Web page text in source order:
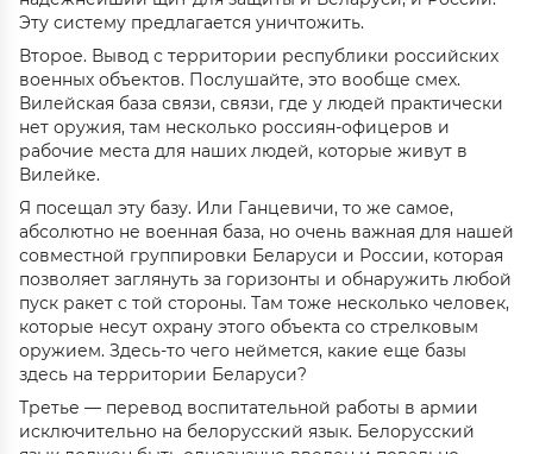
Эту систему предлагается уничтожить.
Второе. Вывод с территории республики российских
военных объектов. Послушайте, это вообще смех.
Вилейская база связи, связи, где у людей практически
нет оружия, там несколько россиян-офицеров и
рабочие места для наших людей, которые живут в
Вилейке.
Я посещал эту базу. Или Ганцевичи, то же самое,
абсолютно не военная база, но очень важная для нашей
совместной группировки Беларуси и России, которая
позволяет заглянуть за горизонты и обнаружить любой
пуск ракет с той стороны. Там тоже несколько человек,
которые несут охрану этого объекта со стрелковым
оружием. Здесь-то чего неймется, какие еще базы
здесь на территории Беларуси?
Третье — перевод воспитательной работы в армии
исключительно на белорусский язык. Белорусский